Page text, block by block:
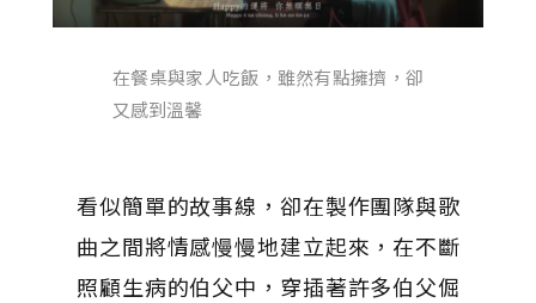
在餐桌與家人吃飯，雖然有點擁擠，卻
又感到溫馨
看似簡單的故事線，卻在製作團隊與歌
曲之間將情感慢慢地建立起來，在不斷
照顧生病的伯父中，穿插著許多伯父倔